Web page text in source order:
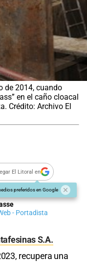
de 2014, cuando
en el caño cloacal
Crédito: Archivo El
El Litoral en
preferidos en Google
- Portadista
S.A.
recupera una